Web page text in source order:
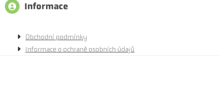
Informace
Obchodní podmínky
Informace o ochraně osobních údajů